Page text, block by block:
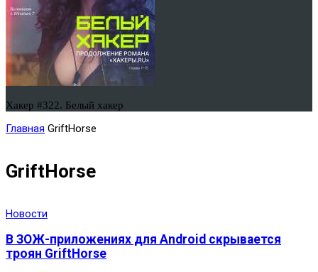
Хакер #322. Белый хакер
Главная GriftHorse
GriftHorse
Новости
В ЗОЖ-приложениях для Android скрывается
троян GriftHorse